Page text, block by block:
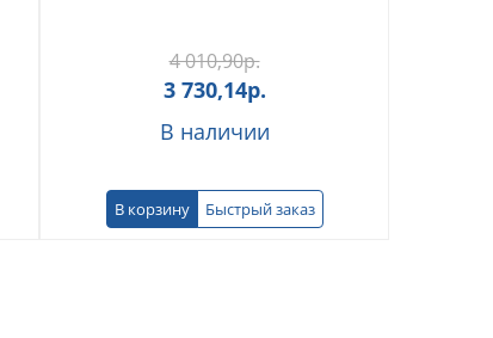
4 010,90р.
3 730,14р.
В наличии
В корзину Быстрый заказ